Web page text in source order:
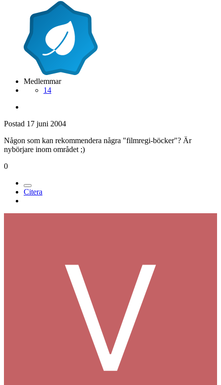
Medlemmar
14
Postad 17 juni 2004
Någon som kan rekommendera några "filmregi-böcker"? Är
nybörjare inom området ;)
0
Citera